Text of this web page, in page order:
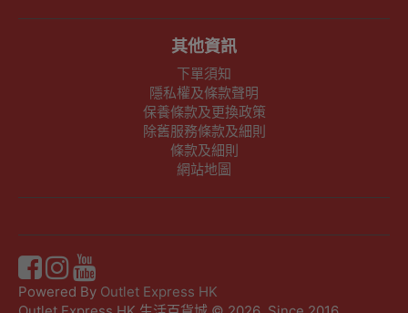
其他資訊
下單須知
隱私權及條款聲明
保養條款及更換政策
除舊服務條款及細則
條款及細則
網站地圖
Powered By Outlet Express HK